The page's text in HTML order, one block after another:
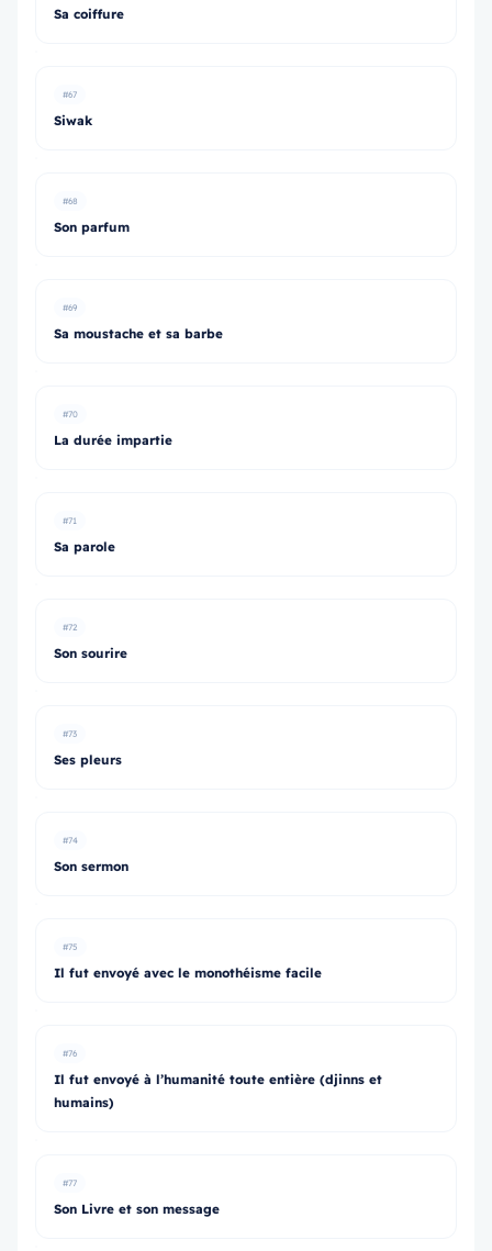
Sa coiffure
#67
Siwak
#68
Son parfum
#69
Sa moustache et sa barbe
#70
La durée impartie
#71
Sa parole
#72
Son sourire
#73
Ses pleurs
#74
Son sermon
#75
Il fut envoyé avec le monothéisme facile
#76
Il fut envoyé à l’humanité toute entière (djinns et
humains)
#77
Son Livre et son message